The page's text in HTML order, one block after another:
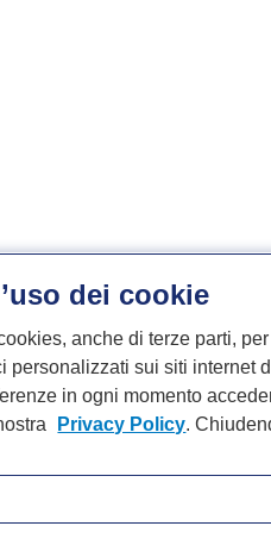
dei cookie
anche di terze parti,
personalizzati sui siti internet
in ogni momento
Privacy Policy.